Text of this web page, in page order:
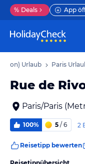
% Deals App
Urlaub Paris
Rue de
Paris/Paris
100% 5 / 6 2
Reisetipp bewerten
Reisetippübersicht